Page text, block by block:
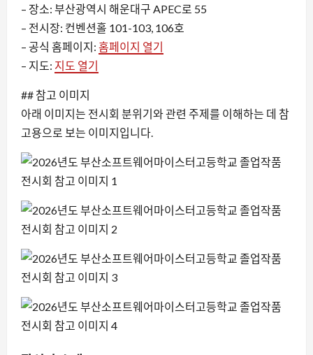
– 장소: 부산광역시 해운대구 APEC로 55
– 전시장: 컨벤션홀 101-103, 106호
– 공식 홈페이지: 홈페이지 열기
– 지도: 지도 열기
## 참고 이미지
아래 이미지는 전시회 분위기와 관련 주제를 이해하는 데 참
고용으로 보는 이미지입니다.